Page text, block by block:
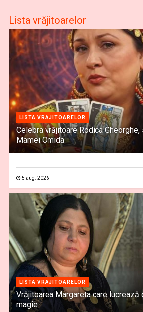
Lista vrăjitoarelor
LISTA VRAJITOARELOR
Celebra vrăjitoare Rodica Gheorghe,
Mamei Omida
5 aug. 2026
LISTA VRAJITOARELOR
Vrăjitoarea Margareta care lucrează
magie